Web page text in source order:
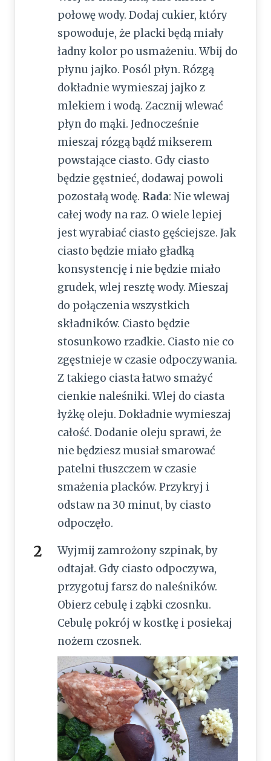
połowę wody. Dodaj cukier, który
spowoduje, że placki będą miały
ładny kolor po usmażeniu. Wbij do
płynu jajko. Posól płyn. Rózgą
dokładnie wymieszaj jajko z
mlekiem i wodą. Zacznij wlewać
płyn do mąki. Jednocześnie
mieszaj rózgą bądź mikserem
powstające ciasto. Gdy ciasto
będzie gęstnieć, dodawaj powoli
pozostałą wodę. Rada: Nie wlewaj
całej wody na raz. O wiele lepiej
jest wyrabiać ciasto gęściejsze. Jak
ciasto będzie miało gładką
konsystencję i nie będzie miało
grudek, wlej resztę wody. Mieszaj
do połączenia wszystkich
składników. Ciasto będzie
stosunkowo rzadkie. Ciasto nie co
zgęstnieje w czasie odpoczywania.
Z takiego ciasta łatwo smażyć
cienkie naleśniki. Wlej do ciasta
łyżkę oleju. Dokładnie wymieszaj
całość. Dodanie oleju sprawi, że
nie będziesz musiał smarować
patelni tłuszczem w czasie
smażenia placków. Przykryj i
odstaw na 30 minut, by ciasto
odpoczęło.
Wyjmij zamrożony szpinak, by
odtajał. Gdy ciasto odpoczywa,
przygotuj farsz do naleśników.
Obierz cebulę i ząbki czosnku.
Cebulę pokrój w kostkę i posiekaj
nożem czosnek.